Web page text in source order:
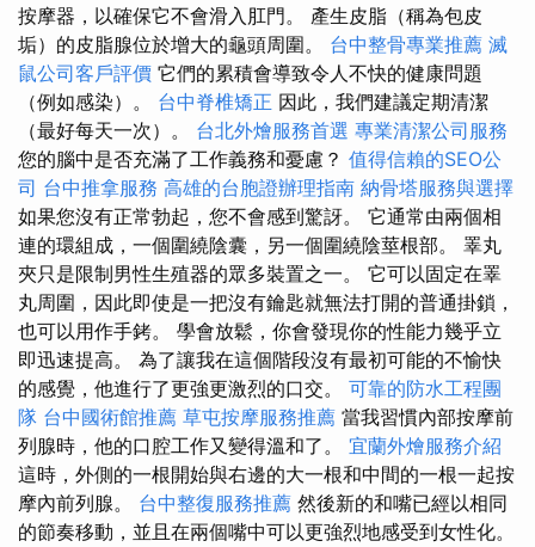
按摩器，以確保它不會滑入肛門。 產生皮脂（稱為包皮
垢）的皮脂腺位於增大的龜頭周圍。 台中整骨專業推薦 滅
鼠公司客戶評價 它們的累積會導致令人不快的健康問題
（例如感染）。 台中脊椎矯正 因此，我們建議定期清潔
（最好每天一次）。 台北外燴服務首選 專業清潔公司服務
您的腦中是否充滿了工作義務和憂慮？ 值得信賴的SEO公
司 台中推拿服務 高雄的台胞證辦理指南 納骨塔服務與選擇
如果您沒有正常勃起，您不會感到驚訝。 它通常由兩個相
連的環組成，一個圍繞陰囊，另一個圍繞陰莖根部。 睪丸
夾只是限制男性生殖器的眾多裝置之一。 它可以固定在睪
丸周圍，因此即使是一把沒有鑰匙就無法打開的普通掛鎖，
也可以用作手銬。 學會放鬆，你會發現你的性能力幾乎立
即迅速提高。 為了讓我在這個階段沒有最初可能的不愉快
的感覺，他進行了更強更激烈的口交。 可靠的防水工程團
隊 台中國術館推薦 草屯按摩服務推薦 當我習慣內部按摩前
列腺時，他的口腔工作又變得溫和了。 宜蘭外燴服務介紹
這時，外側的一根開始與右邊的大一根和中間的一根一起按
摩內前列腺。 台中整復服務推薦 然後新的和嘴已經以相同
的節奏移動，並且在兩個嘴中可以更強烈地感受到女性化。